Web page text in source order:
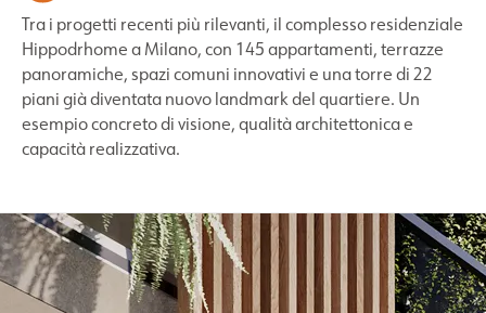
Tra i progetti recenti più rilevanti, il complesso residenziale
Hippodrhome a Milano, con 145 appartamenti, terrazze
panoramiche, spazi comuni innovativi e una torre di 22
piani già diventata nuovo landmark del quartiere. Un
esempio concreto di visione, qualità architettonica e
capacità realizzativa.